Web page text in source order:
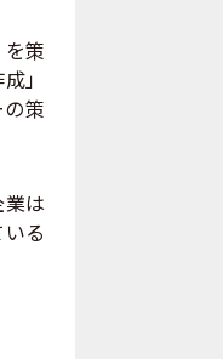
策
」
策
は
る